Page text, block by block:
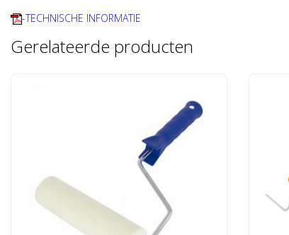
-TECHNISCHE INFORMATIE
Gerelateerde producten